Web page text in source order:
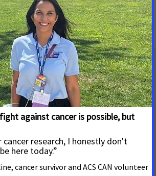
found.
Dirección postal
15th Street, NW, Suite 503